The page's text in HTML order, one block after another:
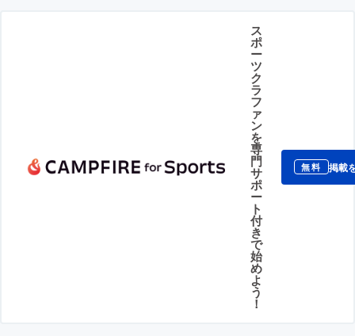
ス
ポ
ー
ツ
ク
ラ
フ
ァ
ン
を
専
門
サ
ポ
ー
ト
付
き
で
始
め
よ
う
！
無料 掲載